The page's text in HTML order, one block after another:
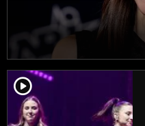
player2